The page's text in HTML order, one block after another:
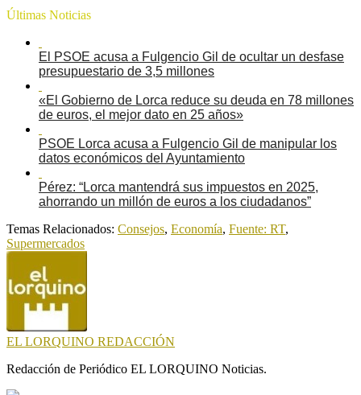
Últimas Noticias
El PSOE acusa a Fulgencio Gil de ocultar un desfase
presupuestario de 3,5 millones
«El Gobierno de Lorca reduce su deuda en 78 millones
de euros, el mejor dato en 25 años»
PSOE Lorca acusa a Fulgencio Gil de manipular los
datos económicos del Ayuntamiento
Pérez: “Lorca mantendrá sus impuestos en 2025,
ahorrando un millón de euros a los ciudadanos”
Temas Relacionados: Consejos, Economía, Fuente: RT,
Supermercados
EL LORQUINO REDACCIÓN
Redacción de Periódico EL LORQUINO Noticias.